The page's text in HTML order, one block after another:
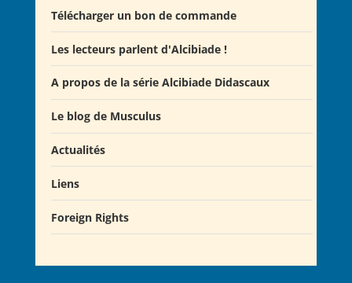
Télécharger un bon de commande
Les lecteurs parlent d'Alcibiade !
Les lecteurs en parlent - Livre d'0r
Flipbook Exposé Alcibiade Didascaux
A propos de la série Alcibiade Didascaux
Le blog de Musculus
Actualités
Actualités
Salons du Livre
Liens
Foreign Rights